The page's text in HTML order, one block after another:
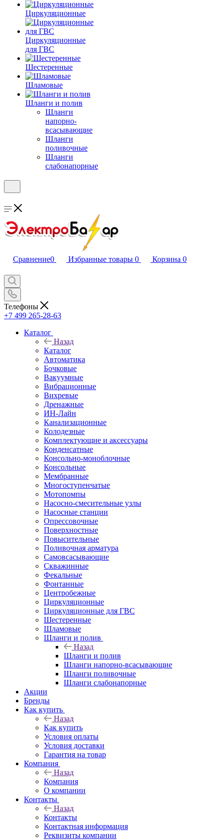
Циркуляционные
Циркуляционные
для ГВС
Шестеренные
Шламовые
Шланги и полив
Шланги
напорно-
всасывающие
Шланги
поливочные
Шланги
слабонапорные
Сравнение0 Избранные товары 0 Корзина 0
Телефоны
+7 499 265-28-63
Каталог
Назад
Каталог
Автоматика
Бочковые
Вакуумные
Вибрационные
Вихревые
Дренажные
ИН-Лайн
Канализационные
Колодезные
Комплектующие и аксессуары
Конденсатные
Консольно-моноблочные
Консольные
Мембранные
Многоступенчатые
Мотопомпы
Насосно-смесительные узлы
Насосные станции
Опрессовочные
Поверхностные
Повысительные
Поливочная арматура
Самовсасывающие
Скважинные
Фекальные
Фонтанные
Центробежные
Циркуляционные
Циркуляционные для ГВС
Шестеренные
Шламовые
Шланги и полив
Назад
Шланги и полив
Шланги напорно-всасывающие
Шланги поливочные
Шланги слабонапорные
Акции
Бренды
Как купить
Назад
Как купить
Условия оплаты
Условия доставки
Гарантия на товар
Компания
Назад
Компания
О компании
Контакты
Назад
Контакты
Контактная информация
Реквизиты компании